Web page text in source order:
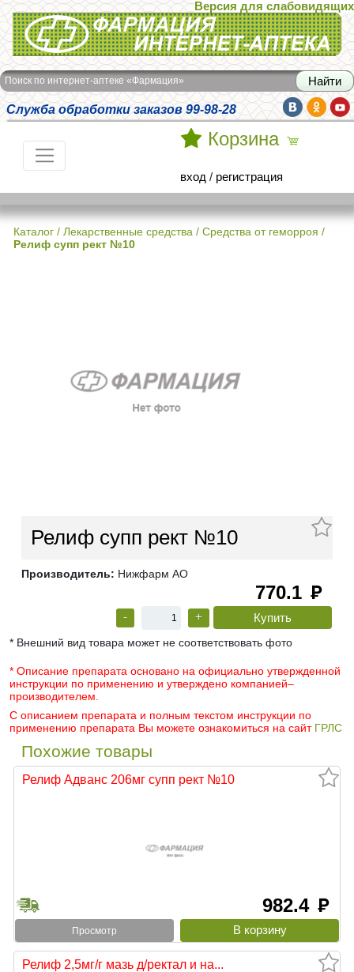
Интернет-аптека Фармация
Версия для слабовидящих
Поиск по интернет-аптеке «Фармация»
Служба обработки заказов 99-98-28
Корзина
вход / регистрация
Каталог / Лекарственные средства / Средства от геморроя /
Релиф супп рект №10
Релиф супп рект №10
Производитель: Нижфарм АО
770.1 руб
- +
* Внешний вид товара может не соответствовать фото
* Описание препарата основано на официально утвержденной
инструкции по применению и утверждено компанией–
производителем.
С описанием препарата и полным текстом инструкции по
применению препарата Вы можете ознакомиться на сайт ГРЛС
Похожие товары
Релиф Адванс 206мг супп рект №10
982.4 руб
Просмотр
Релиф 2,5мг/г мазь д/ректал и на...